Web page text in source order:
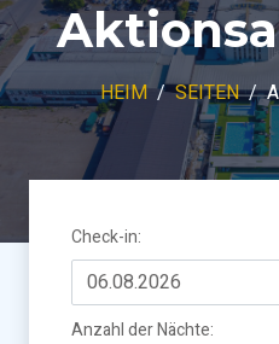
HEIM SEITEN
Check-in:
Anzahl der Nächte: